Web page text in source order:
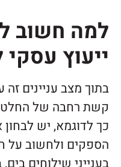
למה חשוב
ייעוץ עסקי
בתוך מצב עניינים
קשת רחבה של
כך לדוגמא, יש
הספקים ולחשוב על